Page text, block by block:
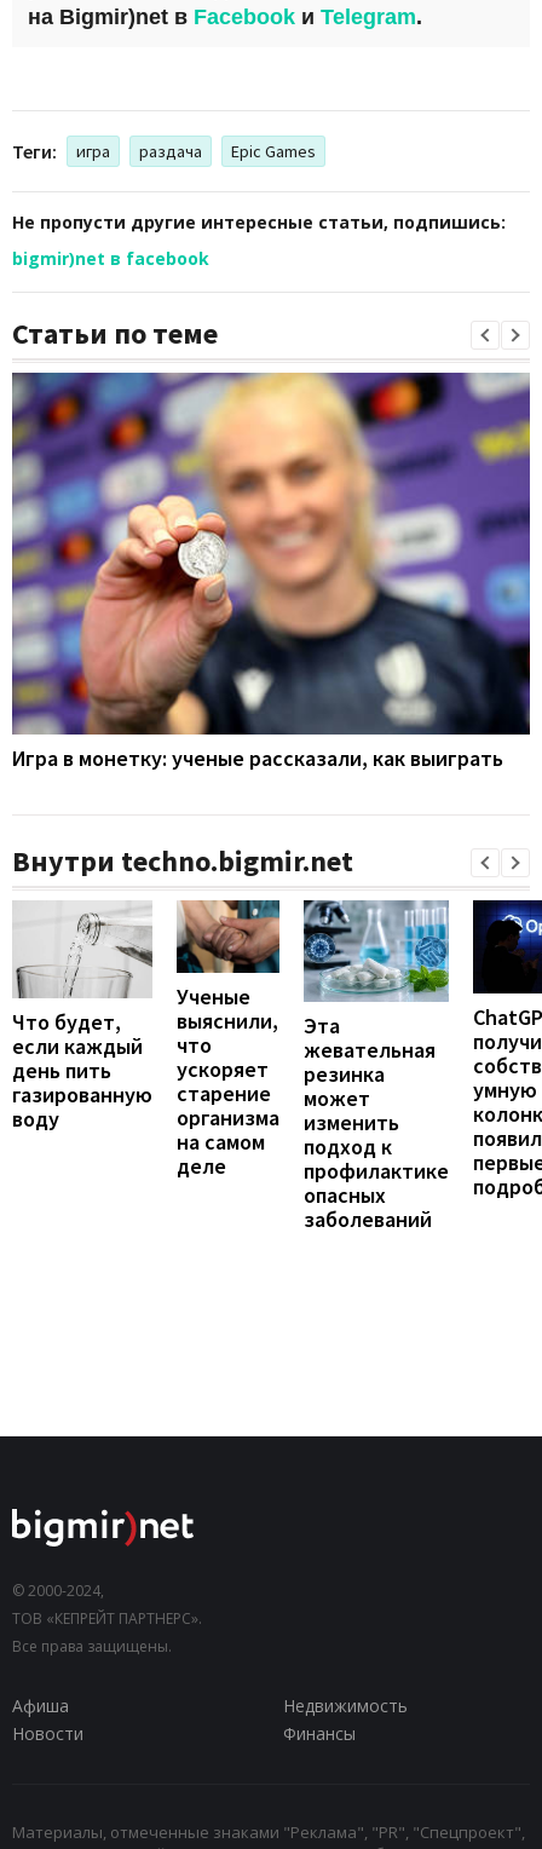
на Bigmir)net в Facebook и Telegram.
Теги: игра раздача Epic Games
Не пропусти другие интересные статьи, подпишись:
bigmir)net в facebook
Статьи по теме
Игра в монетку: ученые рассказали, как выиграть
Внутри techno.bigmir.net
Что будет,
если каждый
день пить
газированную
воду
Ученые
выяснили,
что
ускоряет
старение
организма
на самом
деле
Эта
жевательная
резинка
может
изменить
подход к
профилактике
опасных
заболеваний
умную
© 2000-2024,
ТОВ «КЕПРЕЙТ ПАРТНЕРС».
Все права защищены.
Афиша
Недвижимость
Новости
Финансы
Материалы, отмеченные знаками "Реклама", "PR", "Спецпроект",